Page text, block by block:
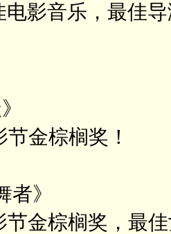
电影音乐，最佳
金棕榈奖！
》
节金棕榈奖，最